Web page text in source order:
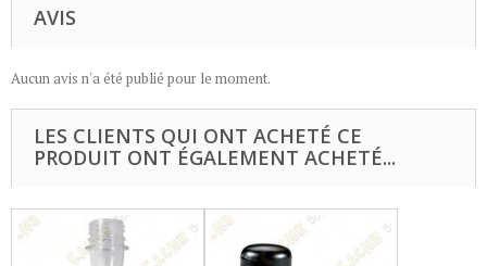
AVIS
Aucun avis n'a été publié pour le moment.
LES CLIENTS QUI ONT ACHETÉ CE
PRODUIT ONT ÉGALEMENT ACHETÉ...